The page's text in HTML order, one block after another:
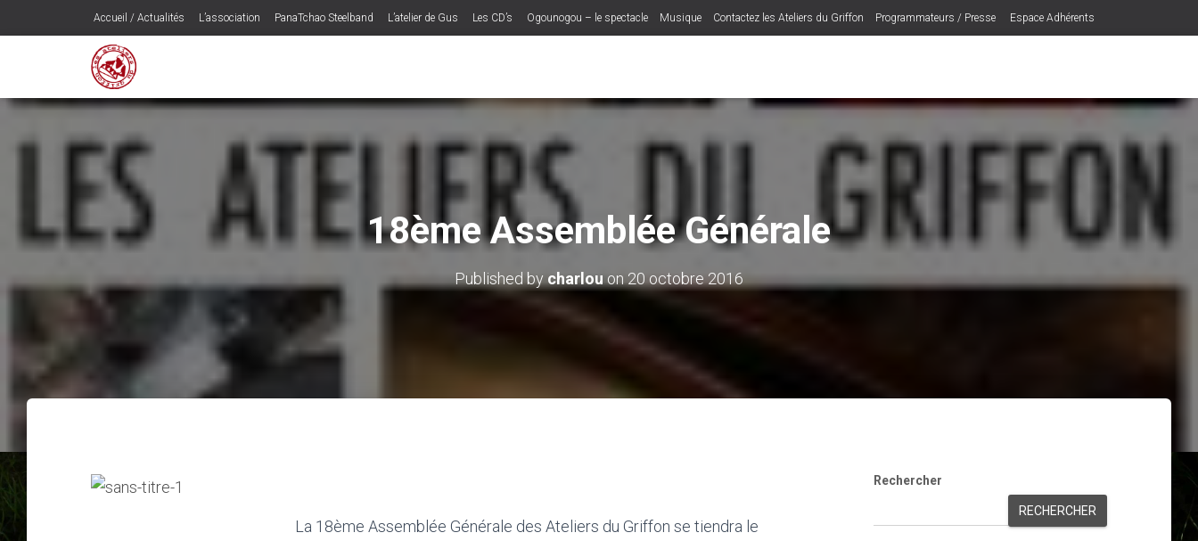
Accueil / Actualités L’association PanaTchao Steelband L’atelier de Gus Les CD’s Ogounogou – le spectacle Musique Contactez les Ateliers du Griffon Programmateurs / Presse Espace Adhérents
18ème Assemblée Générale
Published bycharlouon20 octobre 2016
La 18ème Assemblée Générale des Ateliers du Griffon se tiendra le
Rechercher
RECHERCHER